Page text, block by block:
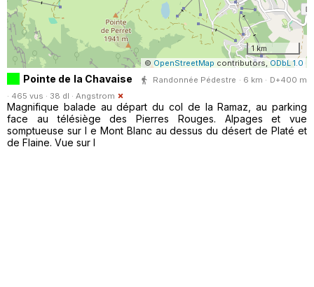
1 km
© OpenStreetMap contributors, ODbL 1.0
Pointe de la Chavaise
Randonnée Pédestre · 6 km · D+400 m
· 465 vus · 38 dl · Angstrom
Magnifique balade au départ du col de la Ramaz, au parking
face au télésiège des Pierres Rouges. Alpages et vue
somptueuse sur l e Mont Blanc au dessus du désert de Platé et
de Flaine. Vue sur l